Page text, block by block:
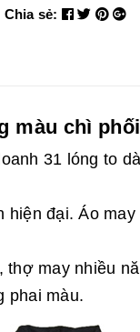
Chia sẻ:
màu chì
31 lóng to
đại. Áo
may nhiều
phai màu.